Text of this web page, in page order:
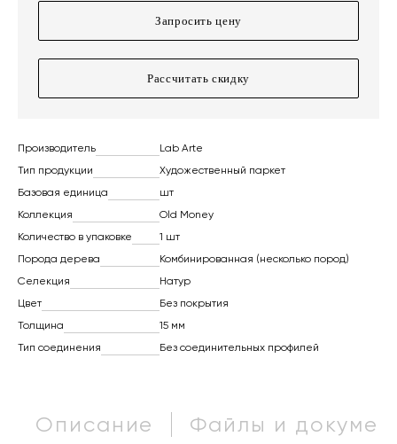
Запросить цену
Рассчитать скидку
Производитель
Lab Arte
Тип продукции
Художественный паркет
Базовая единица
шт
Коллекция
Old Money
Количество в упаковке
1 шт
Порода дерева
Комбинированная (несколько пород)
Селекция
Натур
Цвет
Без покрытия
Толщина
15 мм
Тип соединения
Без соединительных профилей
Описание Файлы и